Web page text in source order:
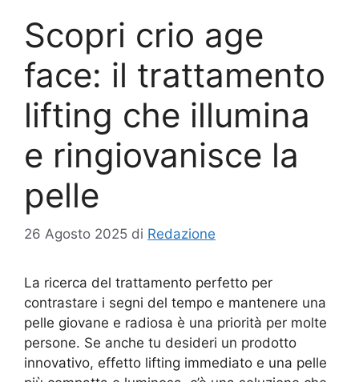
Scopri crio age
face: il trattamento
lifting che illumina
e ringiovanisce la
pelle
26 Agosto 2025 di Redazione
La ricerca del trattamento perfetto per
contrastare i segni del tempo e mantenere una
pelle giovane e radiosa è una priorità per molte
persone. Se anche tu desideri un prodotto
innovativo, effetto lifting immediato e una pelle